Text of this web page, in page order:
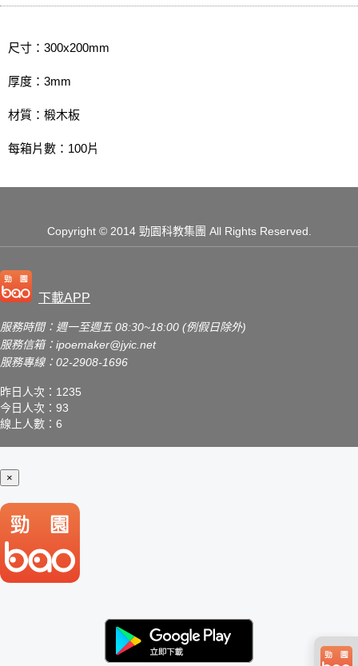
尺寸：300x200mm
厚度：3mm
材質：椴木板
每箱片數：100片
Copyright© 2014 勁園科教集團 All Rights Reserved.
下載APP
服務時間：週一至週五 08:30~18:00 (例假日除外)
服務信箱： ipoemaker@jyic.net
服務專線：02-2908-1696
昨日人次：1235
今日人次：93
線上人數：6
×